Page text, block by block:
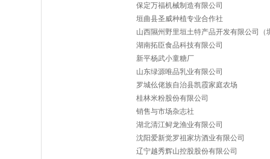
保定万福机械制造有限公司
垣曲县圣威种植专业合作社
山西隰州野里垣土特产品开发有限公司（
湖南拓臣食品科技有限公司
新平杨武小童糖厂
山东绿源唯品乳业有限公司
罗城仫佬族自治县凯霞家庭农场
桂林米粉股份有限公司
销售与市场杂志社
湖北清江鲟龙渔业有限公司
沈阳爱新觉罗祖家坊酒业有限公司
辽宁越秀辉山控股股份有限公司